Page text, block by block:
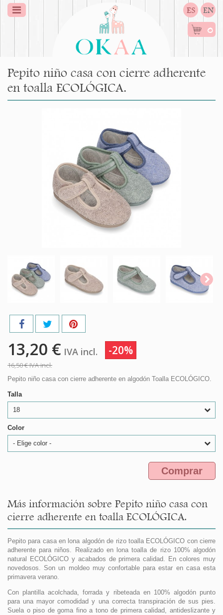
ES EN
0
Pepito niño casa con cierre adherente
en toalla ECOLÓGICA.
13,20 € IVA incl. -20%
16,50 €IVA incl.
Pepito niño casa con cierre adherente en algodón Toalla ECOLÓGICO.
Talla
18
Color
- Elige color -
Comprar
Más información sobre Pepito niño casa con
cierre adherente en toalla ECOLÓGICA.
Pepito para casa en lona algodón de rizo toalla ECOLÓGICO con cierre
adherente para niños. Realizado en lona toalla de rizo 100% algodón
natural ECOLÓGICO y acabados de primera calidad. En colores muy
novedosos. Son un moldeo muy confortable para estar en casa esta
primavera verano.
Con plantilla acolchada, forrada y ribeteada en 100% algodón punto
para una mayor comodidad y una correcta transpiración de sus pies.
Suela o piso de goma fino a tono de primera calidad, antideslizante y